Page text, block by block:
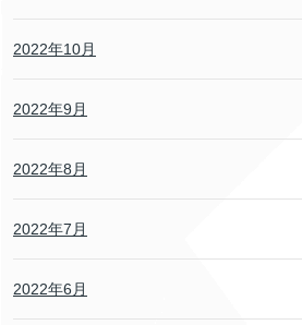
2022年10月
2022年9月
2022年8月
2022年7月
2022年6月